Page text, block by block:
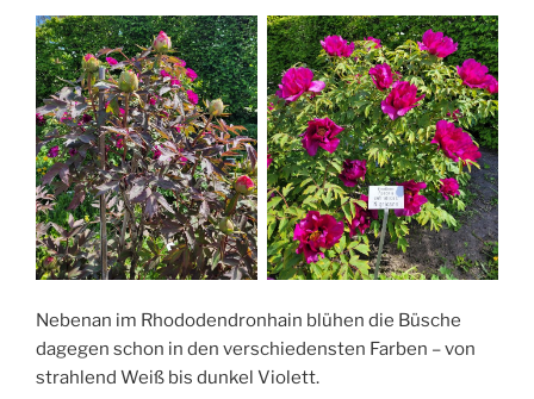
Nebenan im Rhododendronhain blühen die Büsche
dagegen schon in den verschiedensten Farben – von
strahlend Weiß bis dunkel Violett.